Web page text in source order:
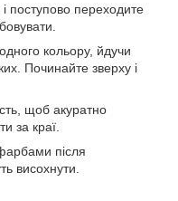
поступово переходите
одного кольору, йдучи
Починайте зверху і
щоб акуратно
за краї.
після
висохнути.